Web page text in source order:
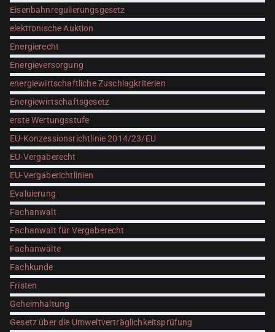
Eisenbahnregulierungsgesetz
elektronische Auktion
Energierecht
Energieversorgung
energiewirtschaftliche Zuschlagkriterien
Energiewirtschaftsgesetz
erste Wertungsstufe
EU-Konzessionsrichtlinie 2014/23/EU
EU-Vergaberecht
EU-Vergaberichtlinien
Evaluierung
Fachanwalt
Fachanwalt für Vergaberecht
Fachanwälte
Fachkunde
Fristen
Geheimhaltung
Gesetz über die Umweltverträglichkeitsprüfung